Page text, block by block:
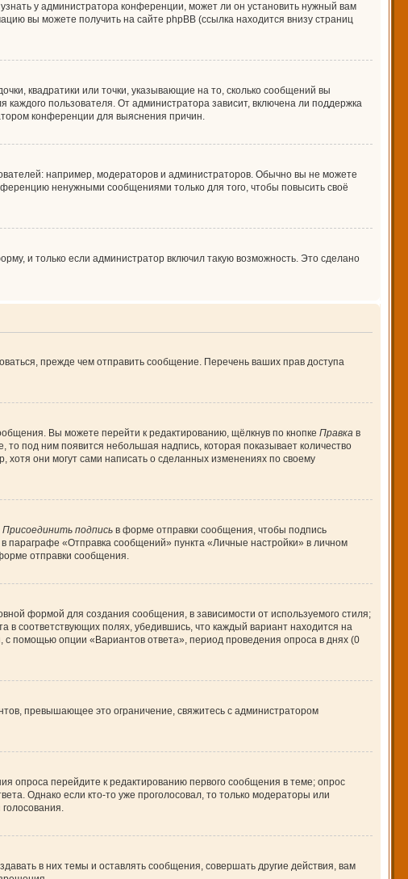
у администратора конференции, может ли он установить нужный вам
вы можете получить на сайте phpBB (ссылка находится внизу страниц
квадратики или точки, указывающие на то, сколько сообщений вы
пользователя. От администратора зависит, включена ли поддержка
конференции для выяснения причин.
например, модераторов и администраторов. Обычно вы не можете
ненужными сообщениями только для того, чтобы повысить своё
и только если администратор включил такую возможность. Это сделано
прежде чем отправить сообщение. Перечень ваших прав доступа
Вы можете перейти к редактированию, щёлкнув по кнопке Правкав
под ним появится небольшая надпись, которая показывает количество
они могут сами написать о сделанных изменениях по своему
Присоединить подписьв форме отправки сообщения, чтобы подпись
«Отправка сообщений» пункта «Личные настройки» в личном
отправки сообщения.
формой для создания сообщения, в зависимости от используемого стиля;
в соответствующих полях, убедившись, что каждый вариант находится на
с помощью опции «Вариантов ответа», период проведения опроса в днях (0
превышающее это ограничение, свяжитесь с администратором
опроса перейдите к редактированию первого сообщения в теме; опрос
Однако если кто-то уже проголосовал, то только модераторы или
в них темы и оставлять сообщения, совершать другие действия, вам